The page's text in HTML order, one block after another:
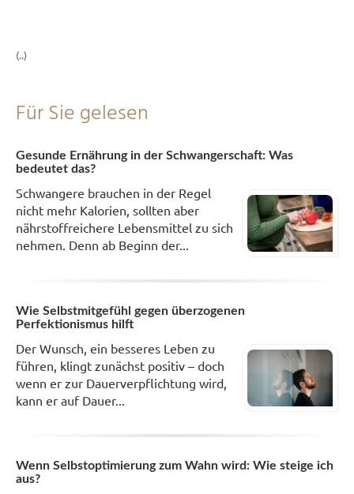
(..)
Für Sie gelesen
Gesunde Ernährung in der Schwangerschaft: Was
bedeutet das?
Schwangere brauchen in der Regel
nicht mehr Kalorien, sollten aber
nährstoffreichere Lebensmittel zu sich
nehmen. Denn ab Beginn der...
Wie Selbstmitgefühl gegen überzogenen
Perfektionismus hilft
Der Wunsch, ein besseres Leben zu
führen, klingt zunächst positiv – doch
wenn er zur Dauerverpflichtung wird,
kann er auf Dauer...
Wenn Selbstoptimierung zum Wahn wird: Wie steige ich
aus?